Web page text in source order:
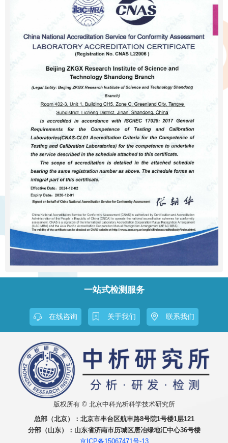
一站式检测服务
在线咨询 关于我们 联系我们
版权所有 © 北京中科光析科学技术研究所
总部（北京）： 北京市丰台区航丰路8号院1号楼1层121
分部（山东）： 山东省济南市历城区唐冶绿地汇中心36号楼
京ICP备15067471号-13